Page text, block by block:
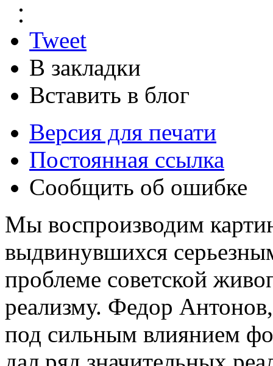
Tweet
В закладки
Вставить в блог
Версия для печати
Постоянная ссылка
Сообщить об ошибке
Мы воспроизводим
выдвинувшихся
проблеме советской
реализму. Федор
под сильным влиянием